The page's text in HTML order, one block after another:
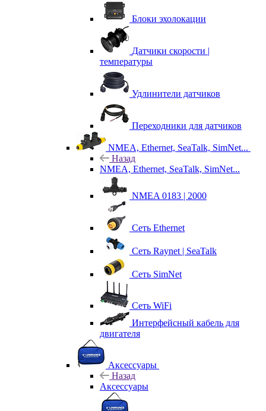
Блоки эхолокации
Датчики скорости |
температуры
Удлинители датчиков
Переходники для датчиков
NMEA, Ethernet, SeaTalk, SimNet...
Назад
NMEA, Ethernet, SeaTalk, SimNet...
NMEA 0183 | 2000
Сеть Ethernet
Сеть Raynet | SeaTalk
Сеть SimNet
Сеть WiFi
Интерфейсный кабель для
двигателя
Аксессуары
Назад
Аксессуары